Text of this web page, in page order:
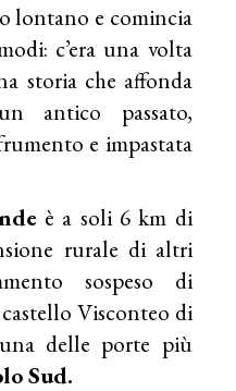
lontano e comincia
c’era una volta
storia che affonda
antico passato,
e impastata
è a soli 6 km di
rurale di altri
sospeso di
Visconteo di
delle porte più
Sud.